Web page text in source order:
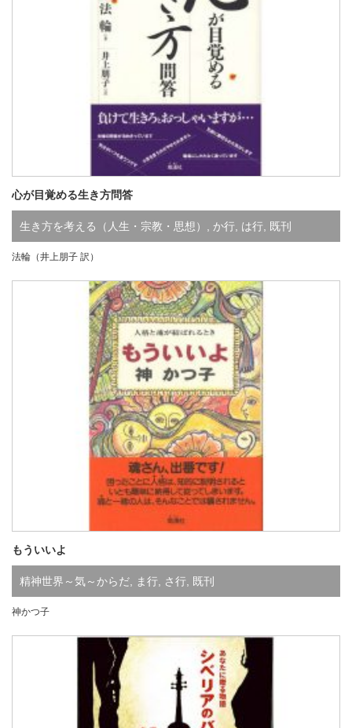
心が目覚める生き方問答
生き方を考える（人生・宗教・思想） か行 は行 既刊
法輪（井上朋子 訳）
もういいよ
精神世界～気～からだ, ま行, さ行, 既刊
神かつ子